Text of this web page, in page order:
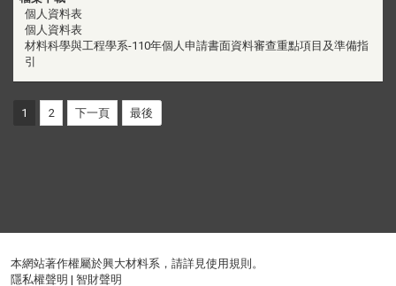
個人資料表
個人資料表
材料科學與工程學系-110年個人申請書面資料審查重點項目及準備指
引
1 2 下一頁 最後
本網站著作權屬於興大材料系，請詳見使用規則 。
隱私權聲明 |智財聲明